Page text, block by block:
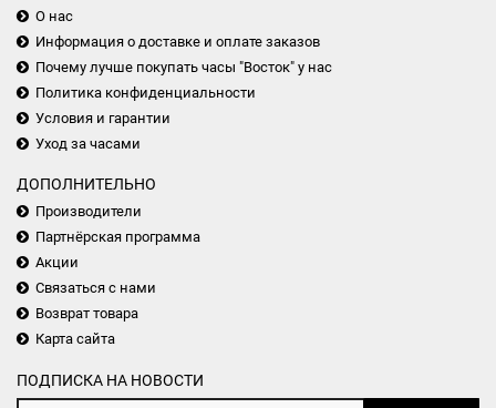
О нас
Информация о доставке и оплате заказов
Почему лучше покупать часы "Восток" у нас
Политика конфиденциальности
Условия и гарантии
Уход за часами
ДОПОЛНИТЕЛЬНО
Производители
Партнёрская программа
Акции
Связаться с нами
Возврат товара
Карта сайта
ПОДПИСКА НА НОВОСТИ